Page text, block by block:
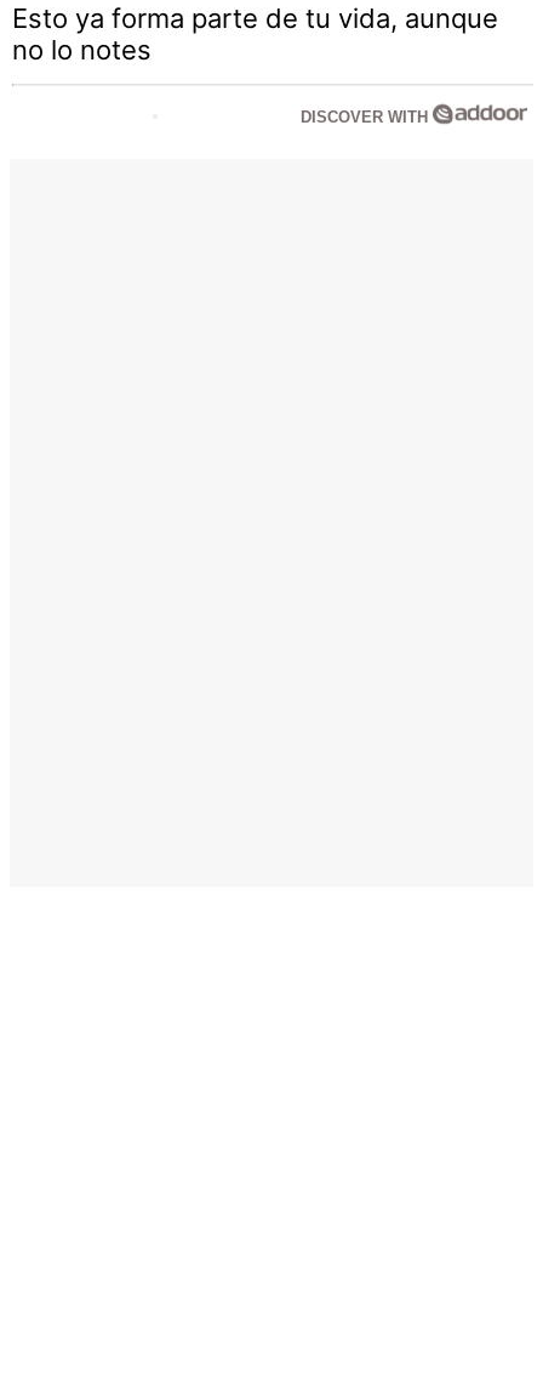
Esto ya forma parte de tu vida, aunque
no lo notes
DISCOVER WITH